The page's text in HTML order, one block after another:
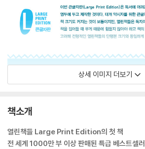
상세 이미지 더보기
책소개
열린책들 Large Print Edition의 첫 책
전 세계 1000만 부 이상 판매된 특급 베스트셀러